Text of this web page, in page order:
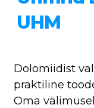
UHM
Dolomiidist
praktiline
Oma